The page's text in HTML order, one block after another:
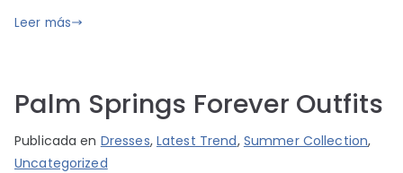
a
o
u
n
i
Leer más
Palm Springs Forever Outfits
P
o
P
u
Publicada en Dresses, Latest Trend, Summer Collection,
Uncategorized